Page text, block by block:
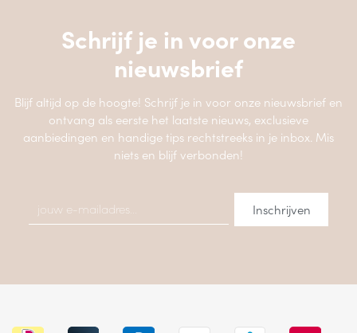
Schrijf je in voor onze
nieuwsbrief
Blijf altijd op de hoogte! Schrijf je in voor onze nieuwsbrief en
ontvang als eerste het laatste nieuws, exclusieve
aanbiedingen en handige tips rechtstreeks in je inbox. Mis
niets en blijf verbonden!